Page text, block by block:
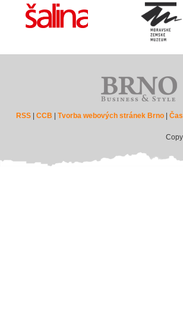
RSS |CCB |Tvorba webových stránek Brno |